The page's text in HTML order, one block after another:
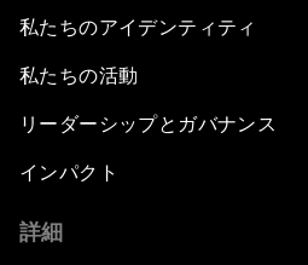
私たちのアイデンティティ
私たちの活動
リーダーシップとガバナンス
インパクト
詳細